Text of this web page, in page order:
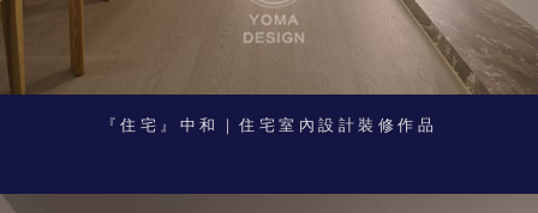
『住宅』中和｜住宅室內設計裝修作品